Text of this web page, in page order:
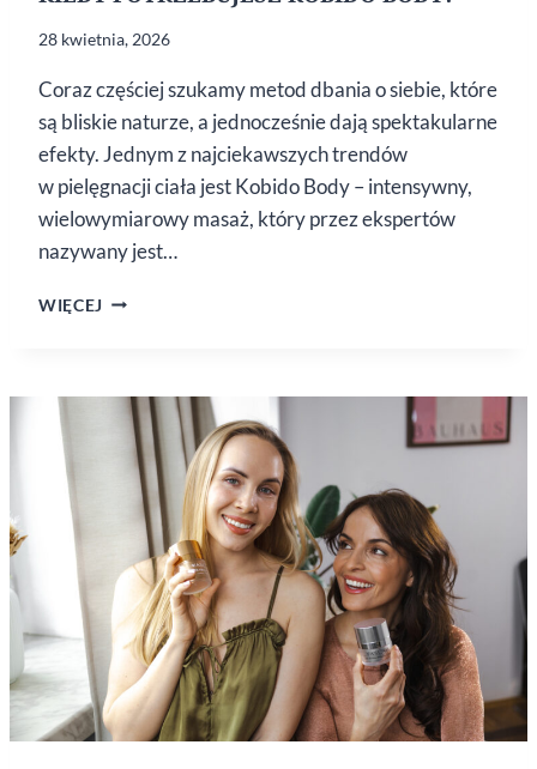
28 kwietnia, 2026
Coraz częściej szukamy metod dbania o siebie, które
są bliskie naturze, a jednocześnie dają spektakularne
efekty. Jednym z najciekawszych trendów
w pielęgnacji ciała jest Kobido Body – intensywny,
wielowymiarowy masaż, który przez ekspertów
nazywany jest…
WIĘCEJ KIEDY